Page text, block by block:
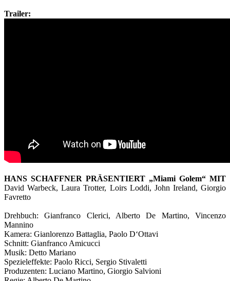
Trailer:
HANS SCHAFFNER PRÄSENTIERT „Miami Golem“ MIT
David Warbeck, Laura Trotter, Loirs Loddi, John Ireland, Giorgio
Favretto
Drehbuch: Gianfranco Clerici, Alberto De Martino, Vincenzo
Mannino
Kamera: Gianlorenzo Battaglia, Paolo D‘Ottavi
Schnitt: Gianfranco Amicucci
Musik: Detto Mariano
Spezieleffekte: Paolo Ricci, Sergio Stivaletti
Produzenten: Luciano Martino, Giorgio Salvioni